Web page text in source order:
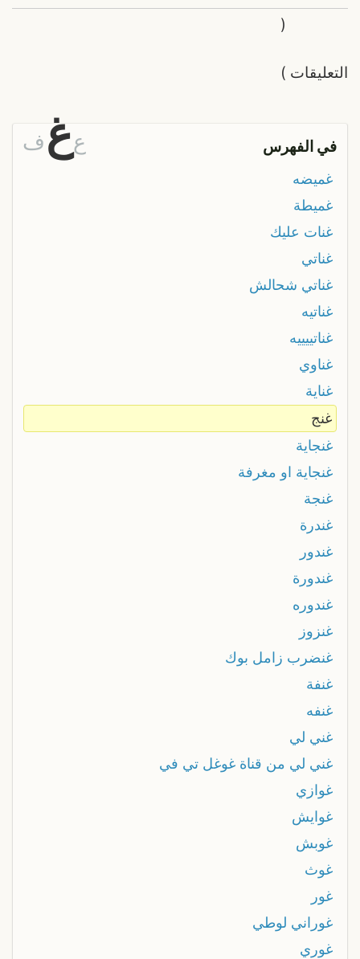
التعليقات
(
)
في الفهرس عغف
غميضه
غميطة
غنات عليك
غناتي
غناتي شحالش
غناتيه
غناتييييه
غناوي
غناية
غنج
غنجاية
غنجاية او مغرفة
غنجة
غندرة
غندور
غندورة
غندوره
غنزوز
غنضرب زامل بوك
غنفة
غنفه
غني لي
غني لي من قناة غوغل تي في
غوازي
غوايش
غوبش
غوث
غور
غوراني لوطي
غوري